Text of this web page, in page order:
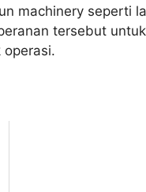
machinery seperti
tersebut
operasi.